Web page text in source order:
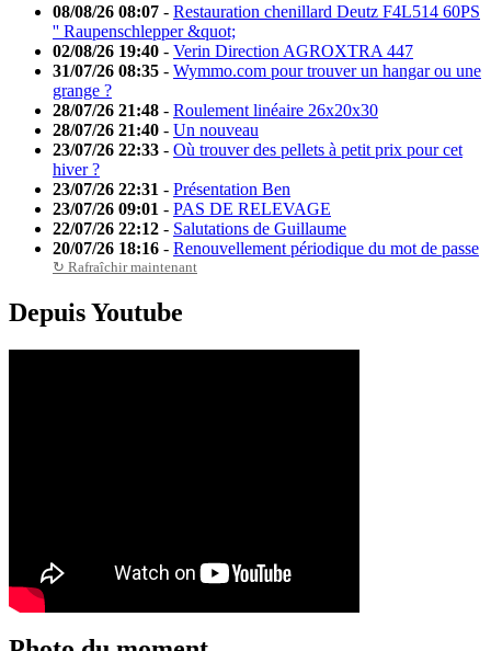
08/08/26 08:07 - Restauration chenillard Deutz F4L514 60PS
'' Raupenschlepper &quot;
02/08/26 19:40 - Verin Direction AGROXTRA 447
31/07/26 08:35 - Wymmo.com pour trouver un hangar ou une
grange ?
28/07/26 21:48 - Roulement linéaire 26x20x30
28/07/26 21:40 - Un nouveau
23/07/26 22:33 - Où trouver des pellets à petit prix pour cet
hiver ?
23/07/26 22:31 - Présentation Ben
23/07/26 09:01 - PAS DE RELEVAGE
22/07/26 22:12 - Salutations de Guillaume
20/07/26 18:16 - Renouvellement périodique du mot de passe
↻ Rafraîchir maintenant
Depuis Youtube